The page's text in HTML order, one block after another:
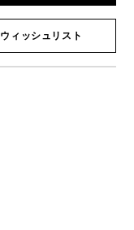
ウィッシュリスト